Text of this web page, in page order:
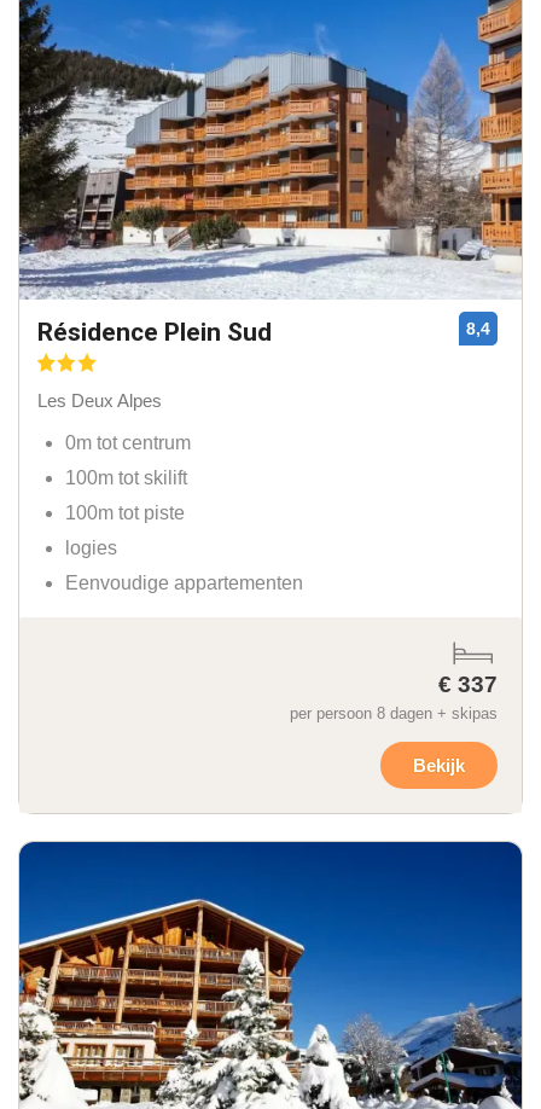
Résidence Plein Sud
Les Deux Alpes
0m tot centrum
100m tot skilift
100m tot piste
logies
Eenvoudige appartementen
8,4
€ 337
per persoon 8 dagen + skipas
Bekijk